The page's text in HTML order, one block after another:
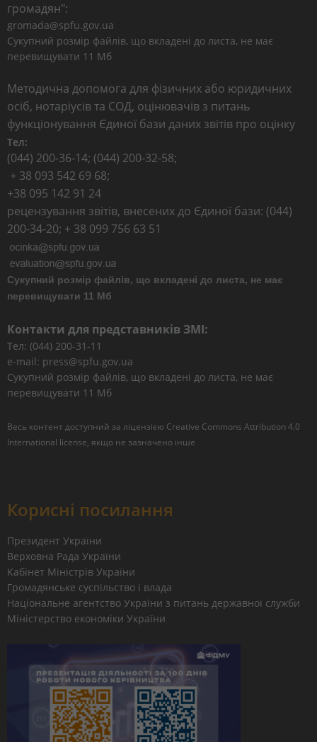
громадян":
gromada@spfu.gov.ua
Сукупний розмір файлів, що вкладені до листа, не має
перевищувати 11 Мб
Методична допомога для фізичних або юридичних
осіб, нотаріусів та СОД, оцінювачів з питань
функціонування Єдиної бази даних звітів про оцінку
Тел:
(044) 200-36-14; (044) 200-32-58;
+ 38 093 542 69 68;
+38 095 142 91 24
рецензування звітів, внесених до Єдиної бази: (044)
200-34-20; + 38 099 756 63 51
Сукупний розмір файлів, що вкладені до листа, не має
перевищувати 11 Мб
Контакти для представників ЗМІ:
Тел: (044) 200-31-11
e-mail: press@spfu.gov.ua
Сукупний розмір файлів, що вкладені до листа, не має
перевищувати 11 Мб
Весь контент доступний за ліцензією Creative Commons Attribution 4.0
International license, якщо не зазначено інше
Корисні посилання
Президент України
Верховна Рада України
Кабінет Міністрів України
Громадянське суспільство і влада
Національне агентство України з питань державної служби
Міністерство економіки України